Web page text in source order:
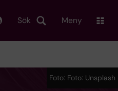
Sök Meny
Foto: Foto: Unsplash